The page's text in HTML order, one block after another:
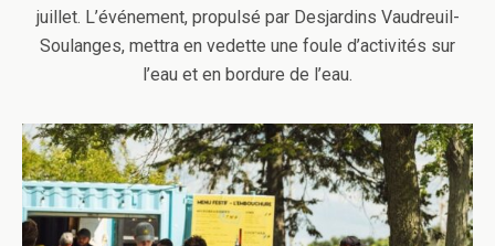
juillet. L’événement, propulsé par Desjardins Vaudreuil-
Soulanges, mettra en vedette une foule d’activités sur
l’eau et en bordure de l’eau.